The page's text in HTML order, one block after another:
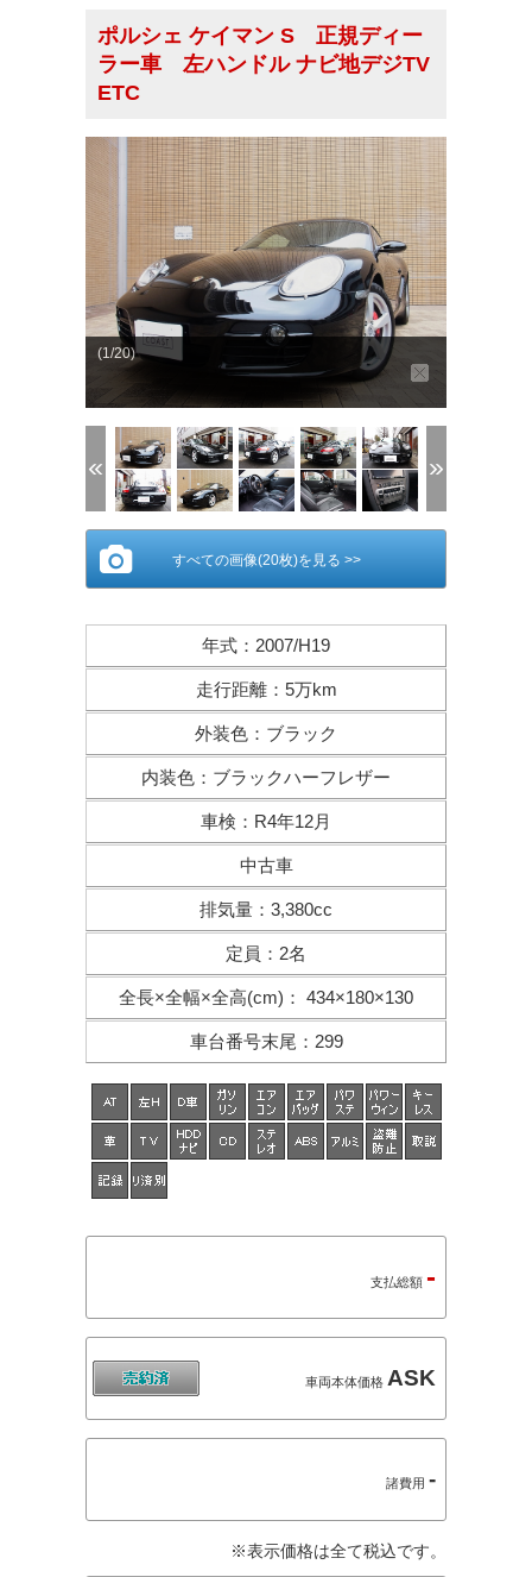
ポルシェ ケイマン S 正規ディー
ラー車 左ハンドル ナビ地デジTV
ETC
(1/20)
すべての画像(20枚)を見る >>
年式 ： 2007/H19
走行距離： 5万km
外装色 ： ブラック
内装色 ： ブラックハーフレザー
車検 ： R4年12月
中古車
排気量 ： 3,380cc
定員 ： 2名
全長×全幅×全高(cm) ： 434×180×130
車台番号末尾 ： 299
支払総額 -
車両本体価格 ASK
諸費用 -
※表示価格は全て税込です。